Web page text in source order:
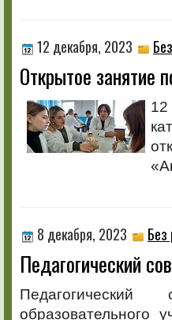
12 декабря, 2023
Открытое занятие
8 декабря, 2023 Без
Педагогический
образовательного